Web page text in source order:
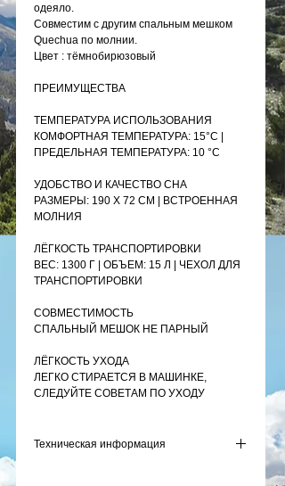
одеяло.
Совместим с другим спальным мешком
Quechua по молнии.
Цвет : тёмнобирюзовый
ПРЕИМУЩЕСТВА
ТЕМПЕРАТУРА ИСПОЛЬЗОВАНИЯ
КОМФОРТНАЯ ТЕМПЕРАТУРА: 15°C |
ПРЕДЕЛЬНАЯ ТЕМПЕРАТУРА: 10 °C
УДОБСТВО И КАЧЕСТВО СНА
РАЗМЕРЫ: 190 X 72 СМ | ВСТРОЕННАЯ
МОЛНИЯ
ЛЁГКОСТЬ ТРАНСПОРТИРОВКИ
ВЕС: 1300 Г | ОБЪЕМ: 15 Л | ЧЕХОЛ ДЛЯ
ТРАНСПОРТИРОВКИ
СОВМЕСТИМОСТЬ
СПАЛЬНЫЙ МЕШОК НЕ ПАРНЫЙ
ЛЁГКОСТЬ УХОДА
ЛЕГКО СТИРАЕТСЯ В МАШИНКЕ,
СЛЕДУЙТЕ СОВЕТАМ ПО УХОДУ
Техническая информация